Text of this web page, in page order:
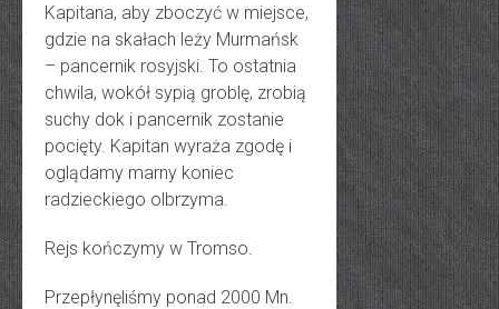
Kapitana, aby zboczyć w miejsce,
gdzie na skałach leży Murmańsk
– pancernik rosyjski. To ostatnia
chwila, wokół sypią groblę, zrobią
suchy dok i pancernik zostanie
pocięty. Kapitan wyraża zgodę i
oglądamy marny koniec
radzieckiego olbrzyma.
Rejs kończymy w Tromso.
Przepłynęliśmy ponad 2000 Mn.